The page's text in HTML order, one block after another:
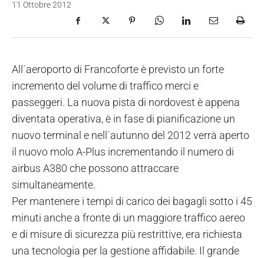
11 Ottobre 2012
All´aeroporto di Francoforte è previsto un forte
incremento del volume di traffico merci e
passeggeri. La nuova pista di nordovest è appena
diventata operativa, è in fase di pianificazione un
nuovo terminal e nell´autunno del 2012 verrà aperto
il nuovo molo A-Plus incrementando il numero di
airbus A380 che possono attraccare
simultaneamente.
Per mantenere i tempi di carico dei bagagli sotto i 45
minuti anche a fronte di un maggiore traffico aereo
e di misure di sicurezza più restrittive, era richiesta
una tecnologia per la gestione affidabile. Il grande